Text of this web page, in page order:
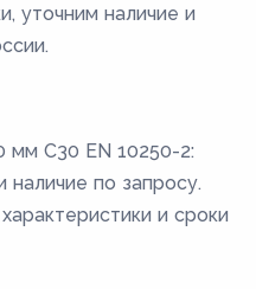
уточним наличие и
мм C30 EN 10250-2:
по запросу.
и сроки